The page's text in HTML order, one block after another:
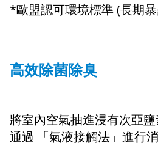
*歐盟認可環境標準 (長期
高效除菌除臭
將室內空氣抽進浸有次亞鹽
通過 「氣液接觸法」進行消